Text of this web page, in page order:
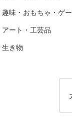
趣味・おもちゃ・ゲ
アート・工芸品
生き物